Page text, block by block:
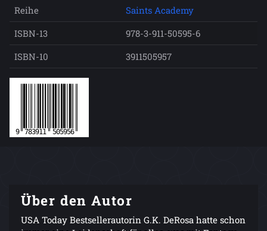
Reihe
Saints Academy
ISBN-13
978-3-911-50595-6
ISBN-10
3911505957
Über den Autor
USA Today Bestsellerautorin G.K. DeRosa hatte schon